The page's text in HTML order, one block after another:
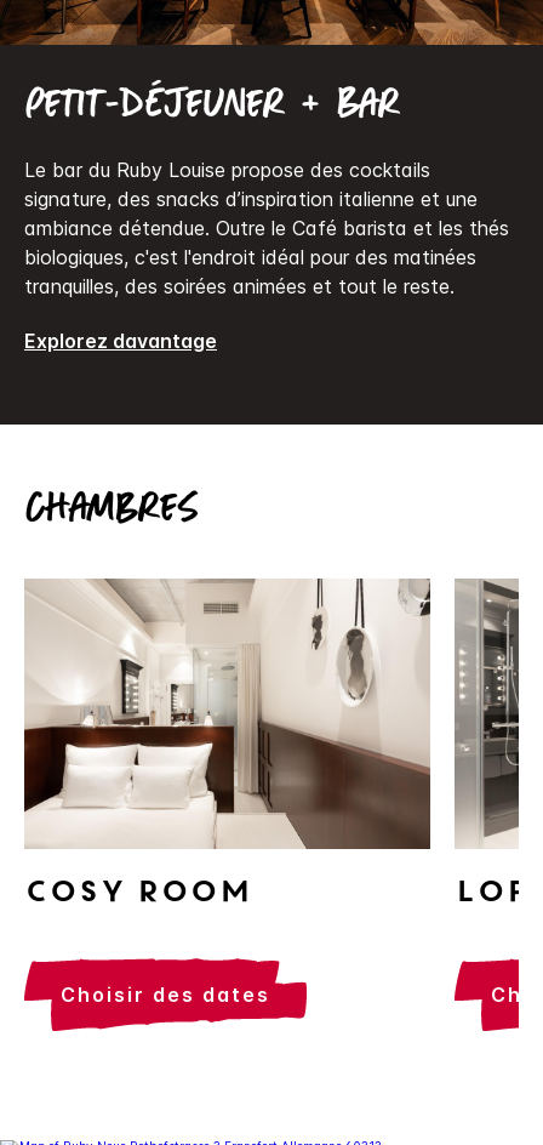
Petit-déjeuner + Bar
Le bar du Ruby Louise propose des cocktails
signature, des snacks d’inspiration italienne et une
ambiance détendue. Outre le Café barista et les thés
biologiques, c'est l'endroit idéal pour des matinées
tranquilles, des soirées animées et tout le reste.
Explorez davantage
Chambres
Cosy Room
choisir des dates